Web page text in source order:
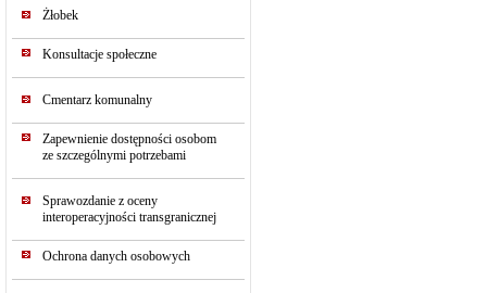
Żłobek
Konsultacje społeczne
Cmentarz komunalny
Zapewnienie dostępności osobom
ze szczególnymi potrzebami
Sprawozdanie z oceny
interoperacyjności transgranicznej
Ochrona danych osobowych